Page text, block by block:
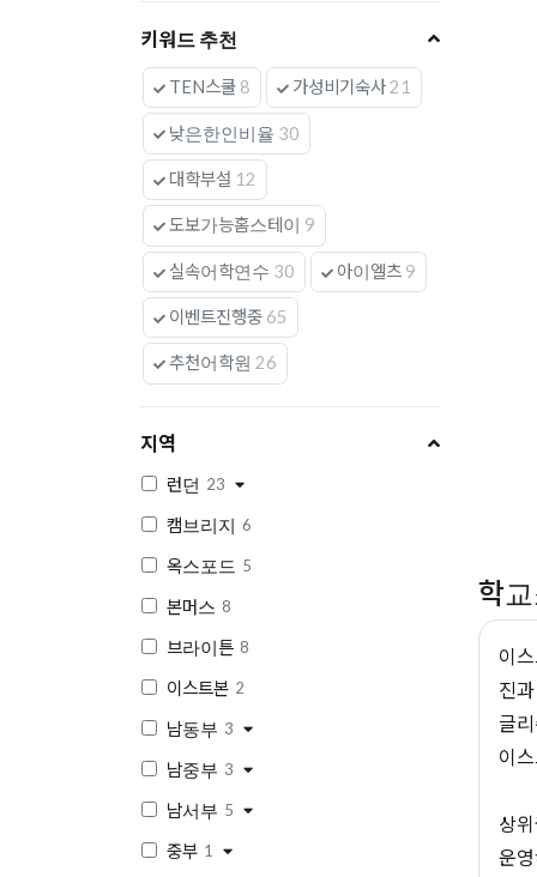
키워드 추천
TEN스쿨 8 가성비기숙사21
낮은한인비율 30
대학부설 12
도보가능홈스테이 9
실속어학연수 30 아이엘츠 9
이벤트진행중 65
추천어학원 26
지역
런던 23
캠브리지 6
옥스포드 5
본머스 8
브라이튼 8
이스트본 2
남동부 3
남중부 3
남서부 5
중부 1
학
이
진
글
이
상
운